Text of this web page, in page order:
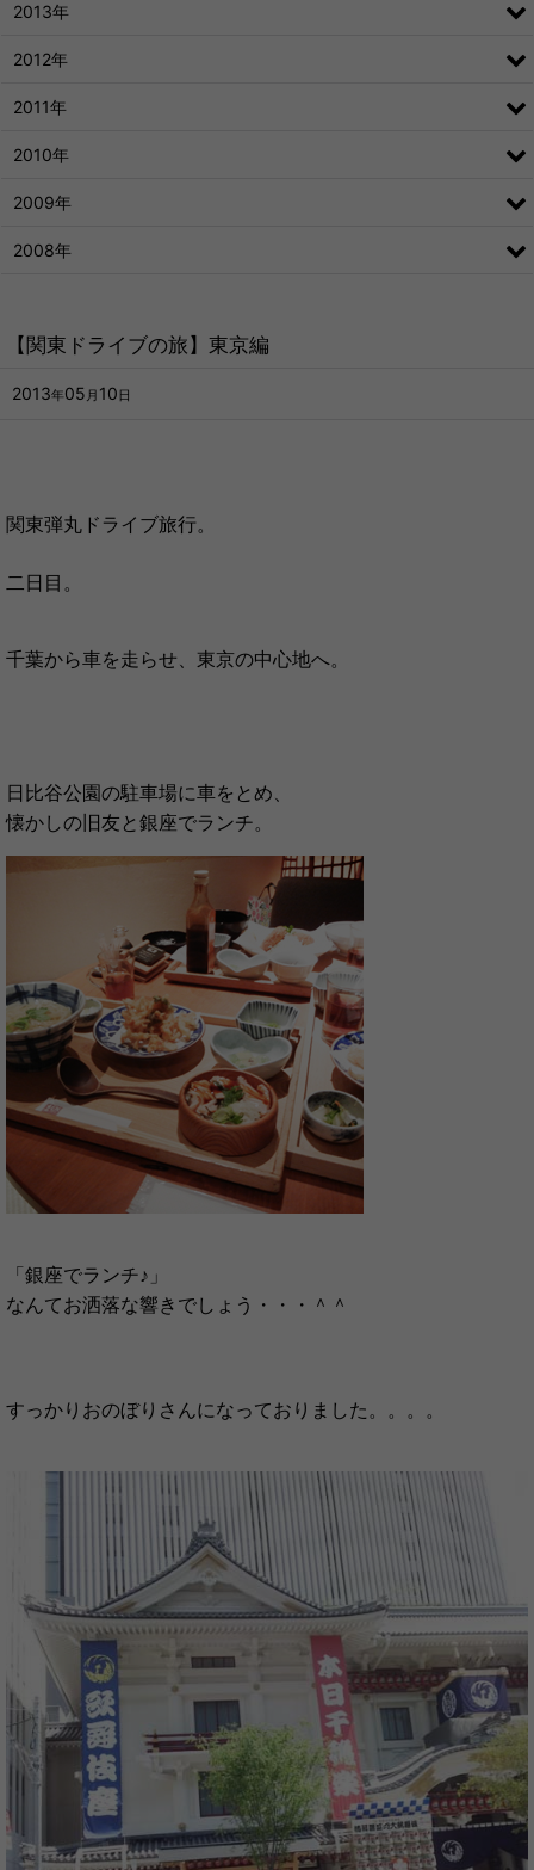
【関東ドライブの旅】東京編
2013年05 月 10 日
関東弾丸ドライブ旅行。
二日目。
千葉から車を走らせ、東京の中心地へ。
日比谷公園の駐車場に車をとめ、
懐かしの旧友と銀座でランチ。
「銀座でランチ♪」
なんてお洒落な響きでしょう・・・＾＾
すっかりおのぼりさんになっておりました。。。。
2013年
2012年
2011年
2010年
2009年
2008年